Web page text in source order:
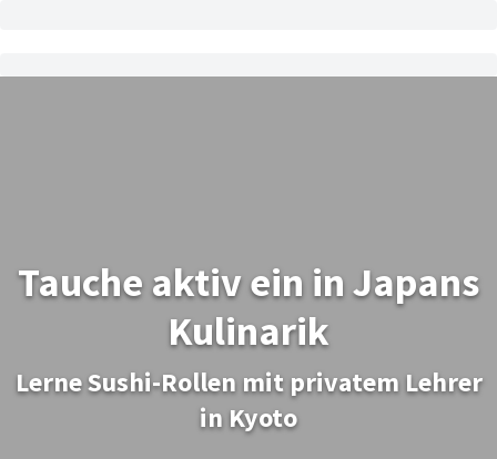
Tauche aktiv ein in Japans
Kulinarik
Lerne Sushi-Rollen mit privatem Lehrer
in Kyoto